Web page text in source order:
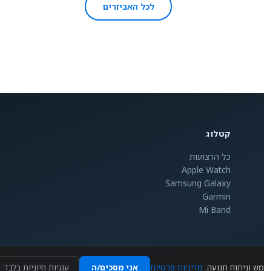
לכל האביזרים
קטלוג
כל הרצועות
Apple Watch
Samsung Galaxy
Garmin
Mi Band
מדיניות פרטיות אני מסכים/ה עוגיות חיוניות בלבד